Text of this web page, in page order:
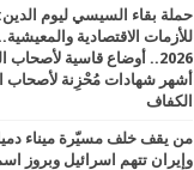
حملة بقاء السيسي ليوم
أشهر شهادات مُحْزِنة لأصحاب
الكفاف
من يقف خلف مسيّرة ميناء
وإيران تتهم اسرائيل وبروز